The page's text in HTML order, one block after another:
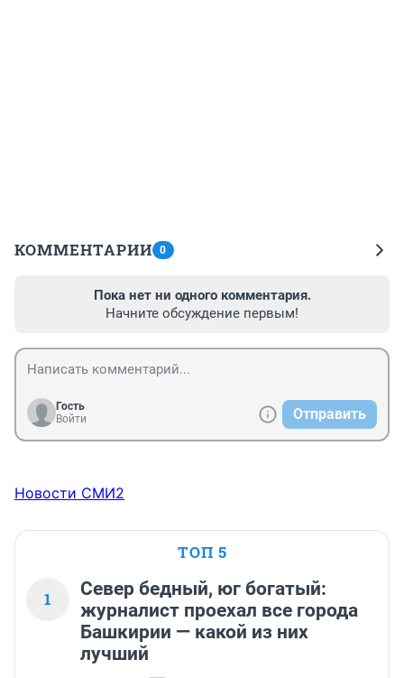
КОММЕНТАРИИ 0
Пока нет ни одного комментария.
Начните обсуждение первым!
Гость
Войти
Отправить
Новости СМИ2
ТОП 5
1
Север бедный, юг богатый:
журналист проехал все города
Башкирии — какой из них
лучший